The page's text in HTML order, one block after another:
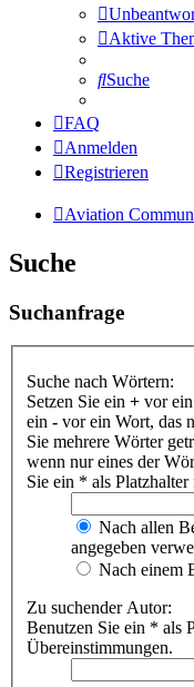
Aktive
Suche
FAQ
Anmelden
Registrieren
Aviation
Suche
Suchanfrage
Suche nach Wörtern:
Setzen Sie ein + vor
ein - vor ein Wort, das
Sie mehrere Wörter
wenn nur eines der
Sie ein * als
Nach allen
angegeben
Nach einem
Zu suchender Autor:
Benutzen Sie ein * als
Übereinstimmungen.